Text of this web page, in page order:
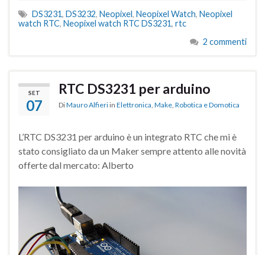
DS3231, DS3232, Neopixel, Neopixel Watch, Neopixel
watch RTC, Neopixel watch RTC DS3231, rtc
2 commenti
SET
07
RTC DS3231 per arduino
DiMauro Alfieri in Elettronica, Make, Robotica e Domotica
L’RTC DS3231 per arduino è un integrato RTC che mi è
stato consigliato da un Maker sempre attento alle novità
offerte dal mercato: Alberto